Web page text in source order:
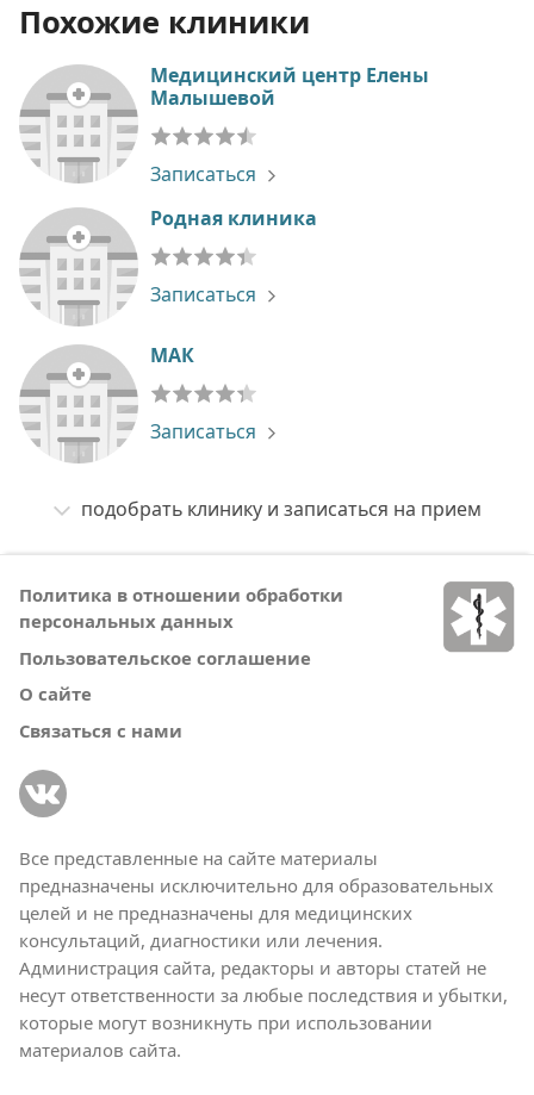
Похожие клиники
Медицинский центр Елены
Малышевой
Записаться
Родная клиника
Записаться
МАК
Записаться
подобрать клинику и записаться на прием
Политика в отношении обработки
персональных данных
Пользовательское соглашение
О сайте
Связаться с нами
Все представленные на сайте материалы
предназначены исключительно для образовательных
целей и не предназначены для медицинских
консультаций, диагностики или лечения.
Администрация сайта, редакторы и авторы статей не
несут ответственности за любые последствия и убытки,
которые могут возникнуть при использовании
материалов сайта.